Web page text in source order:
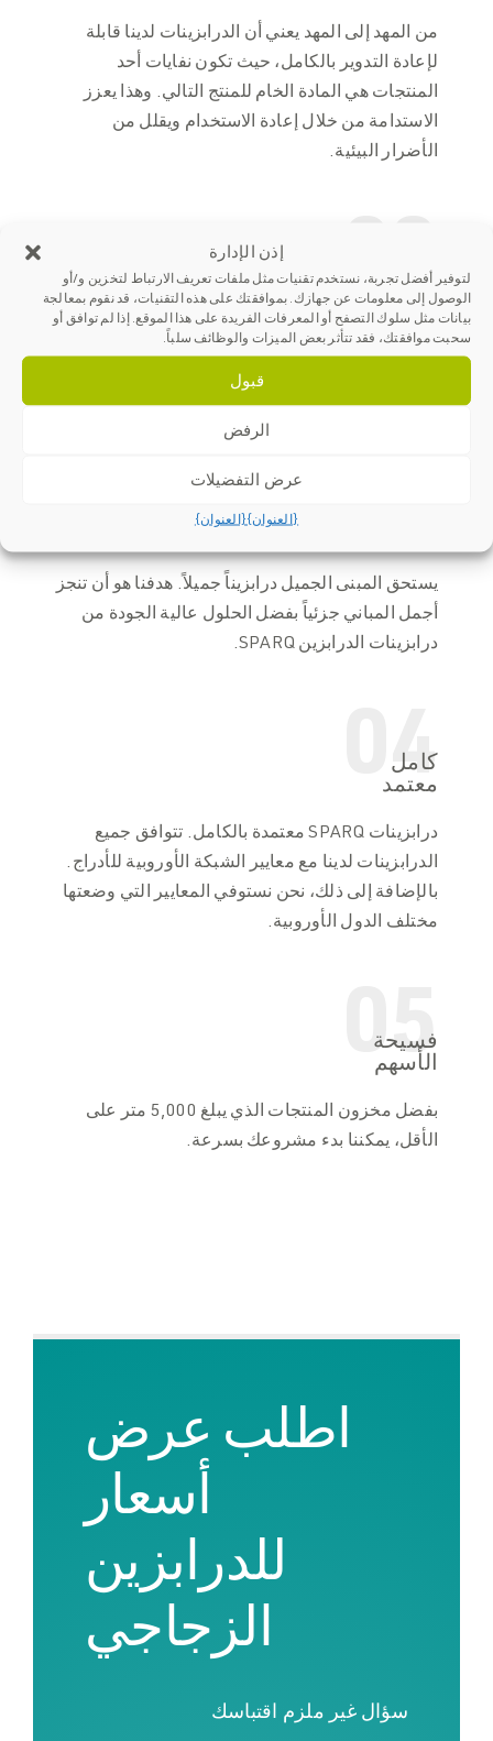
إذن الإدارة
لتوفير أفضل تجربة، نستخدم تقنيات مثل ملفات تعريف الارتباط لتخزين و/أو
الوصول إلى معلومات عن جهازك. بموافقتك على هذه التقنيات، قد نقوم بمعالجة
بيانات مثل سلوك التصفح أو المعرفات الفريدة على هذا الموقع. إذا لم توافق أو
سحبت موافقتك، فقد تتأثر بعض الميزات والوظائف سلباً.
قبول
الرفض
عرض التفضيلات
{العنوان}{العنوان}
من المهد إلى المهد يعني أن الدرابزينات لدينا قابلة
لإعادة التدوير بالكامل، حيث تكون نفايات أحد
المنتجات هي المادة الخام للمنتج التالي. وهذا يعزز
الاستدامة من خلال إعادة الاستخدام ويقلل من
الأضرار البيئية.
02
آمنة وعملية
والجمالية
مجرد تركيب الحماية الوظيفية الآمنة من السقوط.
فالجماليات لها نفس أهمية السلامة بالنسبة لنا.
يستحق المبنى الجميل درابزيناً جميلاً. هدفنا هو أن تنجز
أجمل المباني جزئياً بفضل الحلول عالية الجودة من
درابزينات الدرابزين SPARQ.
04
كامل
معتمد
درابزينات SPARQ معتمدة بالكامل. تتوافق جميع
الدرابزينات لدينا مع معايير الشبكة الأوروبية للأدراج.
بالإضافة إلى ذلك، نحن نستوفي المعايير التي وضعتها
مختلف الدول الأوروبية.
05
فسيحة
الأسهم
بفضل مخزون المنتجات الذي يبلغ 5,000 متر على
الأقل، يمكننا بدء مشروعك بسرعة.
اطلب عرض
أسعار
للدرابزين
الزجاجي
سؤالغير ملزم اقتباسك